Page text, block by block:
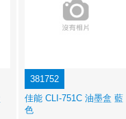
381752
佳能 CLI-751C 油墨盒 藍
色